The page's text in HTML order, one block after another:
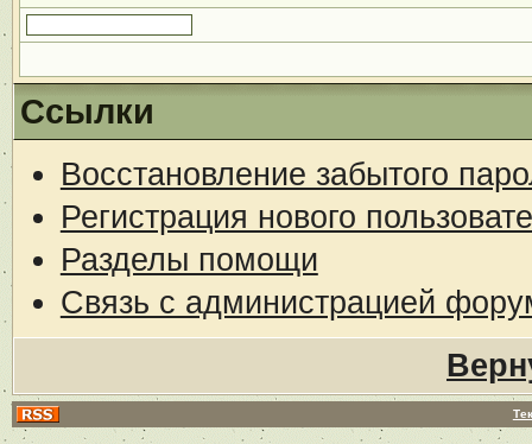
Ссылки
Восстановление забытого
Регистрация нового
Разделы помощи
Связь с администрацией